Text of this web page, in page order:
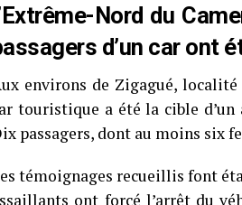
Nord du
d’un car ont
environs de Zigagué,
touristique a été la cible d’un
passagers, dont au moins six
témoignages recueillis font
ont forcé l’arrêt du